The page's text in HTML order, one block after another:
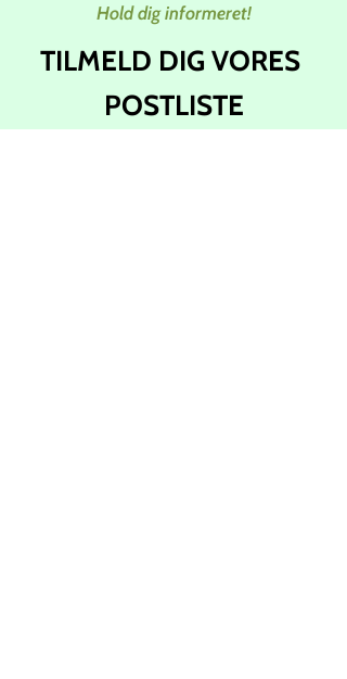
Hold dig informeret!
TILMELD DIG VORES
POSTLISTE